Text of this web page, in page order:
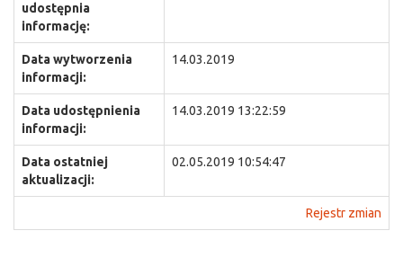
udostępnia
informację:
Data wytworzenia
informacji:
14.03.2019
Data udostępnienia
informacji:
14.03.2019 13:22:59
Data ostatniej
aktualizacji:
02.05.2019 10:54:47
Rejestr zmian